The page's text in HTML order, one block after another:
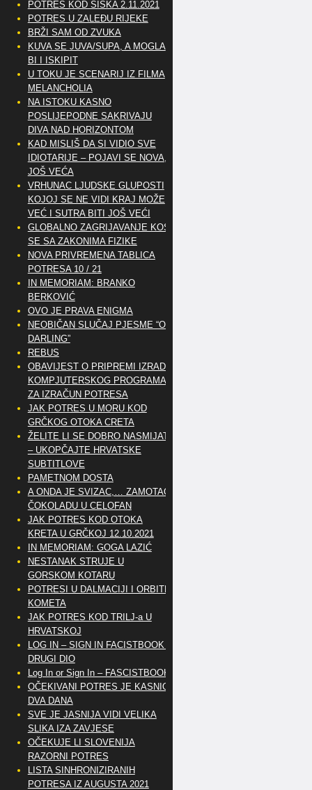
POTRES KOD SISKA 2.11.2021
POTRES U ZALEĐU RIJEKE
BRŽI SAM OD ZVUKA
KUVA SE JUVA/SUPA, A MOGLA
BI I ISKIPIT
U TOKU JE SCENARIJ IZ FILMA
MELANCHOLIA
NA ISTOKU KASNO
POSLIJEPODNE SAKRIVAJU
DIVA NAD HORIZONTOM
KAD MISLIŠ DA SI VIDIO SVE
IDIOTARIJE – POJAVI SE NOVA,..
JOŠ VEĆA
VRHUNAC LJUDSKE GLUPOSTI
KOJOJ SE NE VIDI KRAJ MOŽE
VEĆ I SUTRA BITI JOŠ VEĆI
GLOBALNO ZAGRIJAVANJE KOSI
SE SA ZAKONIMA FIZIKE
NOVA PRIVREMENA TABLICA
POTRESA 10 / 21
IN MEMORIAM: BRANKO
BERKOVIĆ
OVO JE PRAVA ENIGMA
NEOBIČAN SLUČAJ PJESME “OH
DARLING”
REBUS
OBAVIJEST O PRIPREMI IZRADE
KOMPJUTERSKOG PROGRAMA
ZA IZRAČUN POTRESA
JAK POTRES U MORU KOD
GRČKOG OTOKA CRETA
ŽELITE LI SE DOBRO NASMIJATI
– UKOPČAJTE HRVATSKE
SUBTITLOVE
PAMETNOM DOSTA
A ONDA JE SVIZAC,… ZAMOTAO
ČOKOLADU U CELOFAN
JAK POTRES KOD OTOKA
KRETA U GRČKOJ 12.10.2021
IN MEMORIAM: GOGA LAZIĆ
NESTANAK STRUJE U
GORSKOM KOTARU
POTRESI U DALMACIJI I ORBITE
KOMETA
JAK POTRES KOD TRILJ-a U
HRVATSKOJ
LOG IN – SIGN IN FACISTBOOK –
DRUGI DIO
Log In or Sign In – FASCISTBOOK
OČEKIVANI POTRES JE KASNIO
DVA DANA
SVE JE JASNIJA VIDI VELIKA
SLIKA IZA ZAVJESE
OČEKUJE LI SLOVENIJA
RAZORNI POTRES
LISTA SINHRONIZIRANIH
POTRESA IZ AUGUSTA 2021